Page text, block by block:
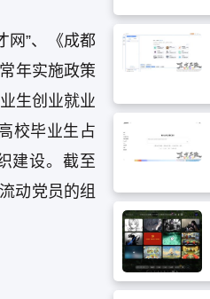
网”、《成都
年实施政策
生创业就业
校毕业生占
建设。截至
动党员的组